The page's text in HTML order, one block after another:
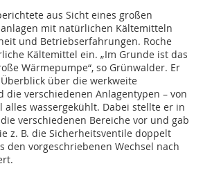
aus Sicht eines großen
mit natürlichen Kältemitteln
und Betriebserfahrungen. Roche
Kältemittel ein. „Im Grunde ist das
Wärmepumpe“, so Grünwalder. Er
über die werkweite
die verschiedenen Anlagentypen – von
wassergekühlt. Dabei stellte er in
verschiedenen Bereiche vor und gab
z. B. die Sicherheitsventile doppelt
den vorgeschriebenen Wechsel nach